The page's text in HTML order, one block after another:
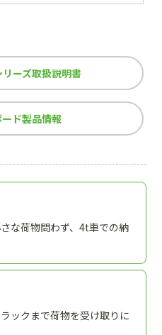
ーズ取扱説明書
ド製品情報
な荷物問わず、4t車での納
ックまで荷物を受け取りに